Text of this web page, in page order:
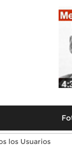
Fotos